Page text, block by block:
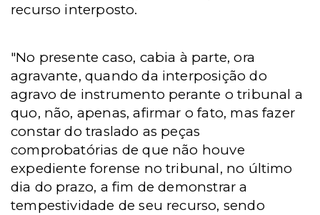
recurso interposto.
"No presente caso, cabia à parte, ora
agravante, quando da interposição do
agravo de instrumento perante o tribunal a
quo, não, apenas, afirmar o fato, mas fazer
constar do traslado as peças
comprobatórias de que não houve
expediente forense no tribunal, no último
dia do prazo, a fim de demonstrar a
tempestividade de seu recurso, sendo